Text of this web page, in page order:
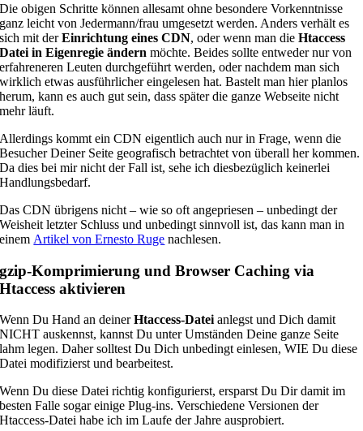
Die obigen Schritte können allesamt ohne besondere Vorkenntnisse
ganz leicht von Jedermann/frau umgesetzt werden. Anders verhält es
sich mit derEinrichtung eines CDN, oder wenn man dieHtaccess
Datei in Eigenregie ändern möchte. Beides sollte entweder nur von
erfahreneren Leuten durchgeführt werden, oder nachdem man sich
wirklich etwas ausführlicher eingelesen hat. Bastelt man hier planlos
herum, kann es auch gut sein, dass später die ganze Webseite nicht
mehr läuft.
Allerdings kommt ein CDN eigentlich auch nur in Frage, wenn die
Besucher Deiner Seite geografisch betrachtet von überall her kommen.
Da dies bei mir nicht der Fall ist, sehe ich diesbezüglich keinerlei
Handlungsbedarf.
Das CDN übrigens nicht – wie so oft angepriesen – unbedingt der
Weisheit letzter Schluss und unbedingt sinnvoll ist, das kann man in
einem Artikel von Ernesto Ruge nachlesen.
gzip-Komprimierung und Browser Caching via
Htaccess aktivieren
Wenn Du Hand an deinerHtaccess-Datei anlegst und Dich damit
NICHT auskennst, kannst Du unter Umständen Deine ganze Seite
lahm legen. Daher solltest Du Dich unbedingt einlesen, WIE Du diese
Datei modifizierst und bearbeitest.
Wenn Du diese Datei richtig konfigurierst, ersparst Du Dir damit im
besten Falle sogar einige Plug-ins. Verschiedene Versionen der
Htaccess-Datei habe ich im Laufe der Jahre ausprobiert.